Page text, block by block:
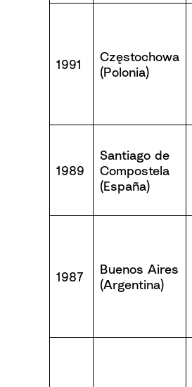
1991
Częstochowa
(Polonia)
1989
Santiago de
Compostela
(España)
1987
Buenos Aires
(Argentina)